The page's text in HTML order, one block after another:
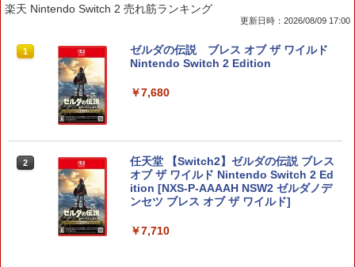
楽天 Nintendo Switch 2 売れ筋ランキング
更新日時：2026/08/09 17:00
1
ゼルダの伝説 ブレス オブ ザ ワイルド
Nintendo Switch 2 Edition
￥7,680
2
任天堂 【Switch2】ゼルダの伝説 ブレス
オブ ザ ワイルド Nintendo Switch 2 Ed
ition [NXS-P-AAAAH NSW2 ゼルダノデ
ンセツ ブレス オブ ザ ワイルド]
￥7,710